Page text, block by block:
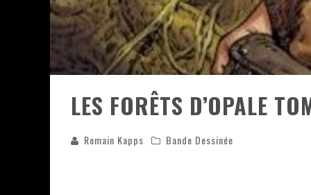
YOSHI AND THE MYSTERIOUS
LES FORÊTS D’OPALE
Romain Kapps Bande Dessinée